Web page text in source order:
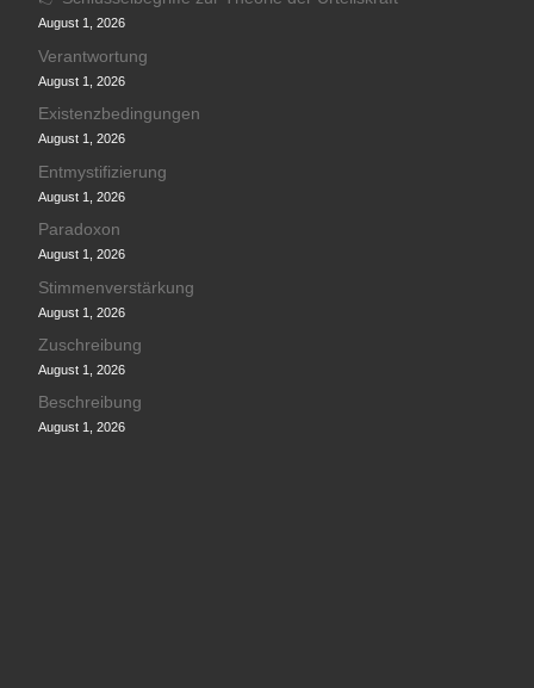
August 1, 2026
Verantwortung
August 1, 2026
Existenzbedingungen
August 1, 2026
Entmystifizierung
August 1, 2026
Paradoxon
August 1, 2026
Stimmenverstärkung
August 1, 2026
Zuschreibung
August 1, 2026
Beschreibung
August 1, 2026